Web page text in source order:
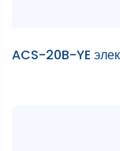
ACS-20B-YE